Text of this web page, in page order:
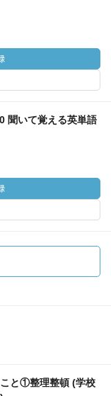
聞いて覚える英単語
と①整理整頓 (学校